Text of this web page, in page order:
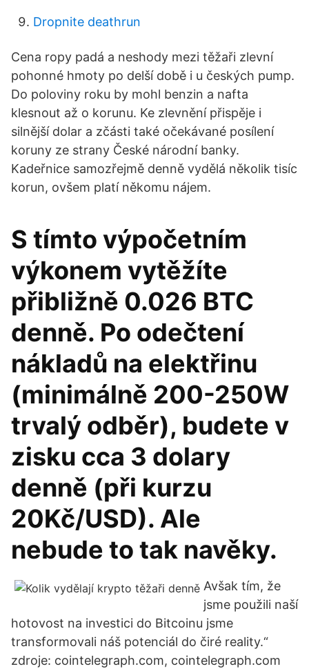
Dropnite deathrun
Cena ropy padá a neshody mezi těžaři zlevní
pohonné hmoty po delší době i u českých pump.
Do poloviny roku by mohl benzin a nafta
klesnout až o korunu. Ke zlevnění přispěje i
silnější dolar a zčásti také očekávané posílení
koruny ze strany České národní banky.
Kadeřnice samozřejmě denně vydělá několik tisíc
korun, ovšem platí někomu nájem.
S tímto výpočetním
výkonem vytěžíte
přibližně 0.026 BTC
denně. Po odečtení
nákladů na elektřinu
(minimálně 200-250W
trvalý odběr), budete v
zisku cca 3 dolary
denně (při kurzu
20Kč/USD). Ale
nebude to tak navěky.
Avšak tím, že
jsme použili naší
hotovost na investici do Bitcoinu jsme
transformovali náš potenciál do čiré reality.“
zdroje: cointelegraph.com, cointelegraph.com